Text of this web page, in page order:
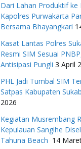
Dari Lahan Produktif ke
Kapolres Purwakarta
Bersama Bhayangkari
Kasat Lantas Polres
Resmi SIM Sesuai
Antisipasi Pungli 3 April
PHL Jadi Tumbal SIM
Satpas Kabupaten
2026
Kegiatan Musrembang
Kepulauan Sangihe
Tahuna Beach 14